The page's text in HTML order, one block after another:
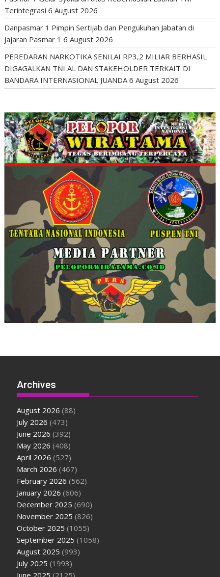
Terintegrasi 6 August 2026
Danpasmar 1 Pimpin Sertijab dan Pengukuhan Jabatan di
Jajaran Pasmar 1 6 August 2026
PEREDARAN NARKOTIKA SENILAI RP3,2 MILIAR BERHASIL
DIGAGALKAN TNI AL DAN STAKEHOLDER TERKAIT DI
BANDARA INTERNASIONAL JUANDA 6 August 2026
Archives
August 2026 (88)
July 2026 (473)
June 2026 (392)
May 2026 (408)
April 2026 (527)
March 2026 (467)
February 2026 (562)
January 2026 (606)
December 2025 (690)
November 2025 (826)
October 2025 (1055)
September 2025 (1058)
August 2025 (993)
July 2025 (1993)
June 2025 (2125)